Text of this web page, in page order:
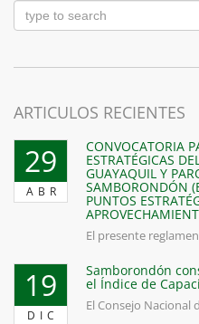
ARTICULOS RECIENTES
29
ABR
CONVOCATORIA
ESTRATÉGICAS
GUAYAQUIL Y
SAMBORONDÓN
PUNTOS
El presente
19
DIC
Samborondón
el Índice de
El Consejo Nacional